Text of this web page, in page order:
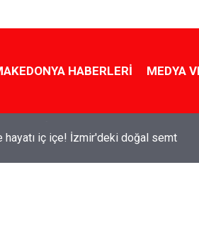
HABERLERI MEDYA
hayatı iç içe! İzmir'deki doğal semt